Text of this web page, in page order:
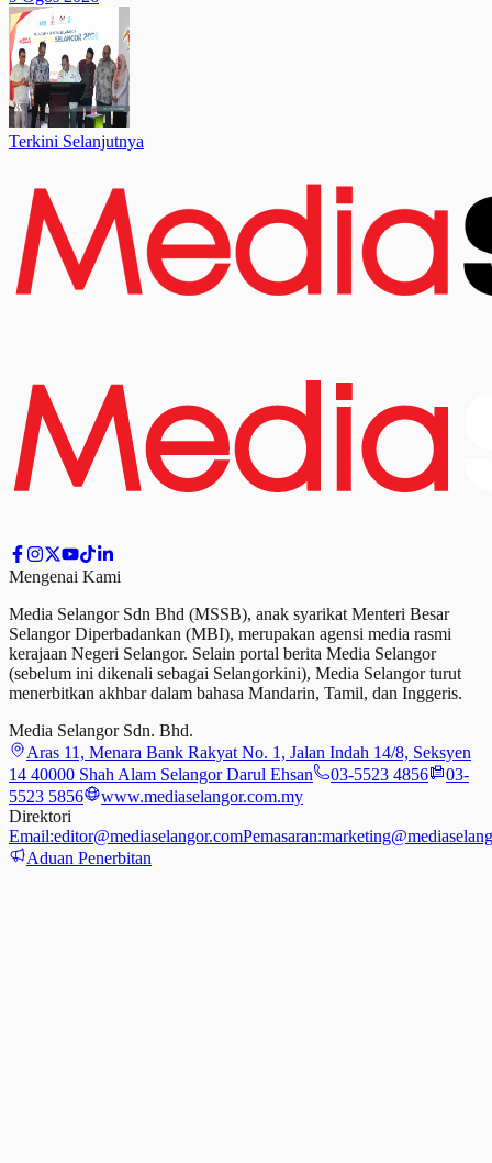
Terkini Selanjutnya
Mengenai Kami
Media Selangor Sdn Bhd (MSSB), anak syarikat Menteri Besar
Selangor Diperbadankan (MBI), merupakan agensi media rasmi
kerajaan Negeri Selangor. Selain portal berita Media Selangor
(sebelum ini dikenali sebagai Selangorkini), Media Selangor turut
menerbitkan akhbar dalam bahasa Mandarin, Tamil, dan Inggeris.
Media Selangor Sdn. Bhd.
Aras 11, Menara Bank Rakyat No. 1, Jalan Indah 14/8, Seksyen
14 40000 Shah Alam Selangor Darul Ehsan
03-5523 4856
03-
5523 5856
www.mediaselangor.com.my
Direktori
Email:editor@mediaselangor.comPemasaran:
Aduan Penerbitan